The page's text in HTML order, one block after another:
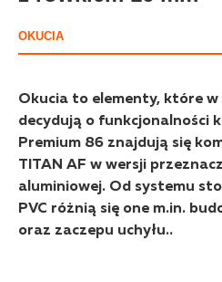
OKUCIA
Okucia to elementy, które
decydują o funkcjonalności
Premium 86 znajdują się
TITAN AF w wersji
aluminiowej. Od systemu
PVC różnią się one m.in.
oraz zaczepu uchyłu..